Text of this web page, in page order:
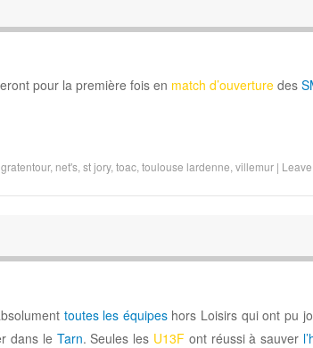
pour la première fois en match d’ouverturedes
gratentour, net's, st jory, toac, toulouse lardenne villemur |
toutes les équipeshors Loisirs qui ont pu
dans le Tarn. Seules les U13F ont réussi à sauver